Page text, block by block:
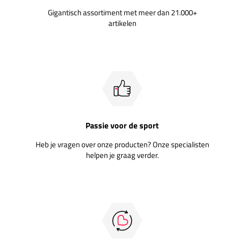
Gigantisch assortiment met meer dan 21.000+
artikelen
Passie voor de sport
Heb je vragen over onze producten? Onze specialisten
helpen je graag verder.